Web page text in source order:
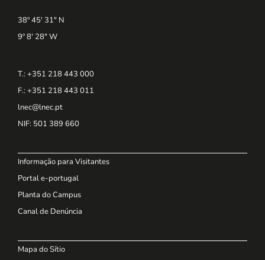
38º 45' 31" N
9º 8' 28" W
T.: +351 218 443 000
F.: +351 218 443 011
lnec@lnec.pt
NIF: 501 389 660
Informação para Visitantes
Portal e-portugal
Planta do Campus
Canal de Denúncia
Mapa do Sítio